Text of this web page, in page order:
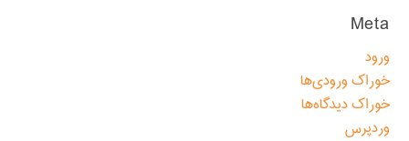
Meta
ورود
خوراک ورودی‌ها
خوراک دیدگاه‌ها
وردپرس